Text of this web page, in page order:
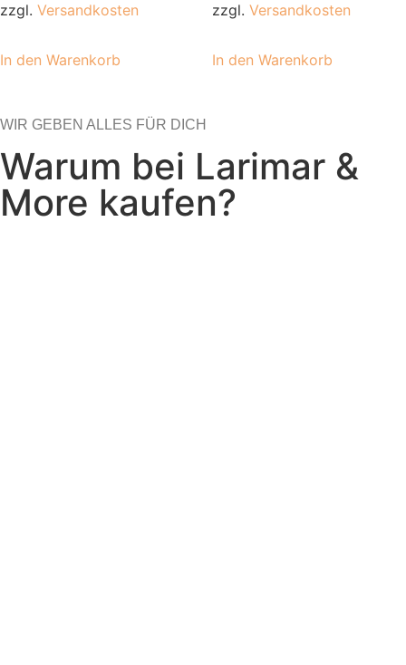
zzgl. Versandkosten
In den Warenkorb
zzgl. Versandkosten
In den Warenkorb
WIR GEBEN ALLES FÜR DICH
Warum bei Larimar &
More kaufen?